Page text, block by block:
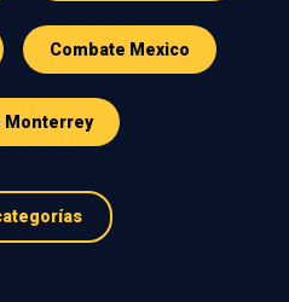
Combate Mexico
Monterrey